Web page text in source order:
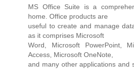
MS Office Suite is a
home. Office products are
useful to create and manage
as it comprises Microsoft
Word, Microsoft PowerPoint,
Access, Microsoft OneNote,
and many other applications and